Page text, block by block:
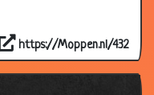
https://Moppen.nl/432